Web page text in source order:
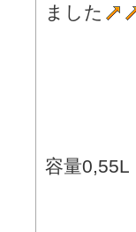
ました
容量0,55L